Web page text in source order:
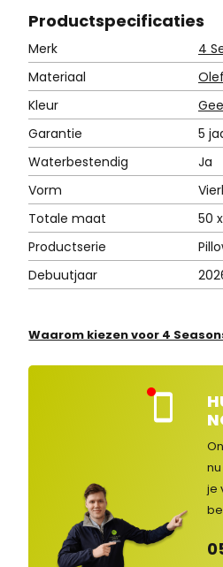
Productspecificaties
Merk
4
Materiaal
Kleur
Garantie
5
Waterbestendig
Ja
Vorm
Totale maat
50
Productserie
Debuutjaar
Waarom kiezen voor 4
nte
en
je